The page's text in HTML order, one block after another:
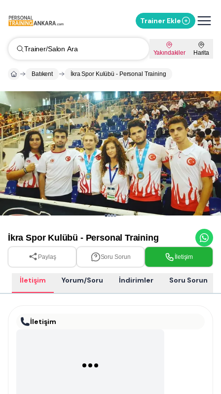
Trainer Ekle
Trainer/Salon Ara Yakındakiler Harita
Batıkent İkra Spor Kulübü - Personal Training
Whatsapp ile Mesaj Gönder
% 10İndirimi Sor
İkra Spor Kulübü - Personal Training
Paylaş Soru Sorun İletişim
İletişim Yorum/Soru İndirimler Soru Sorun
İletişim